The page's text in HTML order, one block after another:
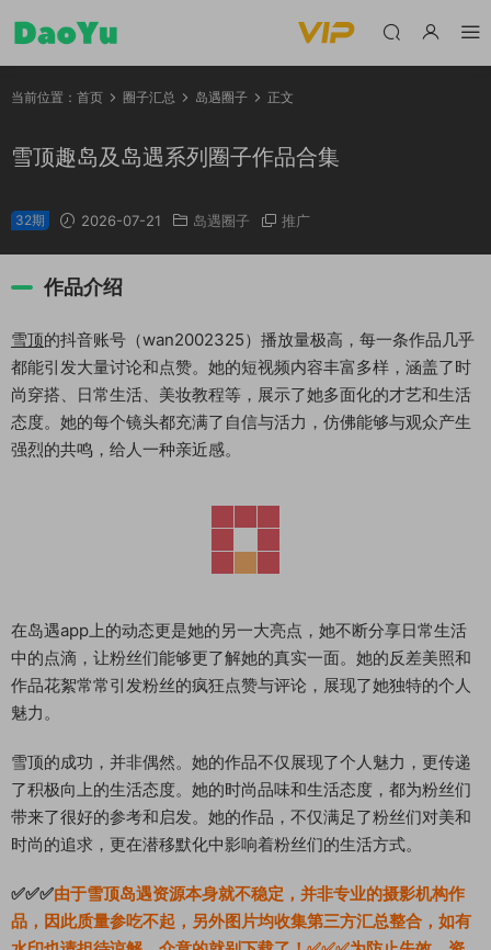
当前位置： 首页 圈子汇总 岛遇圈子 正文
雪顶趣岛及岛遇系列圈子作品合集
32期 2026-07-21 岛遇圈子 推广
作品介绍
雪顶的抖音账号（wan2002325）播放量极高，每一条作品几乎
都能引发大量讨论和点赞。她的短视频内容丰富多样，涵盖了时
尚穿搭、日常生活、美妆教程等，展示了她多面化的才艺和生活
态度。她的每个镜头都充满了自信与活力，仿佛能够与观众产生
强烈的共鸣，给人一种亲近感。
在岛遇app上的动态更是她的另一大亮点，她不断分享日常生活
中的点滴，让粉丝们能够更了解她的真实一面。她的反差美照和
作品花絮常常引发粉丝的疯狂点赞与评论，展现了她独特的个人
魅力。
雪顶的成功，并非偶然。她的作品不仅展现了个人魅力，更传递
了积极向上的生活态度。她的时尚品味和生活态度，都为粉丝们
带来了很好的参考和启发。她的作品，不仅满足了粉丝们对美和
时尚的追求，更在潜移默化中影响着粉丝们的生活方式。
✅✅✅由于雪顶岛遇资源本身就不稳定，并非专业的摄影机构作
品，因此质量参吃不起，另外图片均收集第三方汇总整合，如有